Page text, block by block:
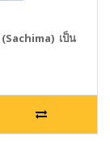
เป็น